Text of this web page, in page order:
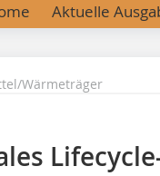
Aktuelle
Wärmeträger